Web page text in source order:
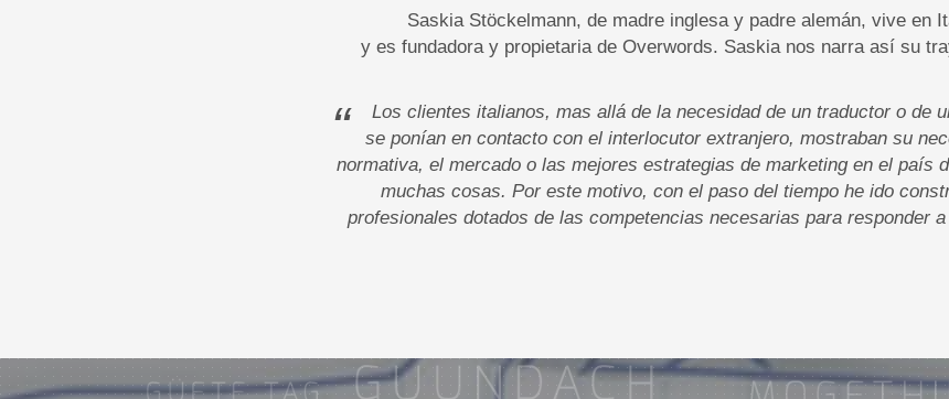
Saskia Stöckelmann, de madre inglesa y padre alemán, vive en
y es fundadora y propietaria de Overwords. Saskia nos narra así su
“
Los clientes italianos, mas allá de la necesidad de un traductor o de
se ponían en contacto con el interlocutor extranjero, mostraban su
normativa, el mercado o las mejores estrategias de marketing en el país
muchas cosas. Por este motivo, con el paso del tiempo he ido
profesionales dotados de las competencias necesarias para responder